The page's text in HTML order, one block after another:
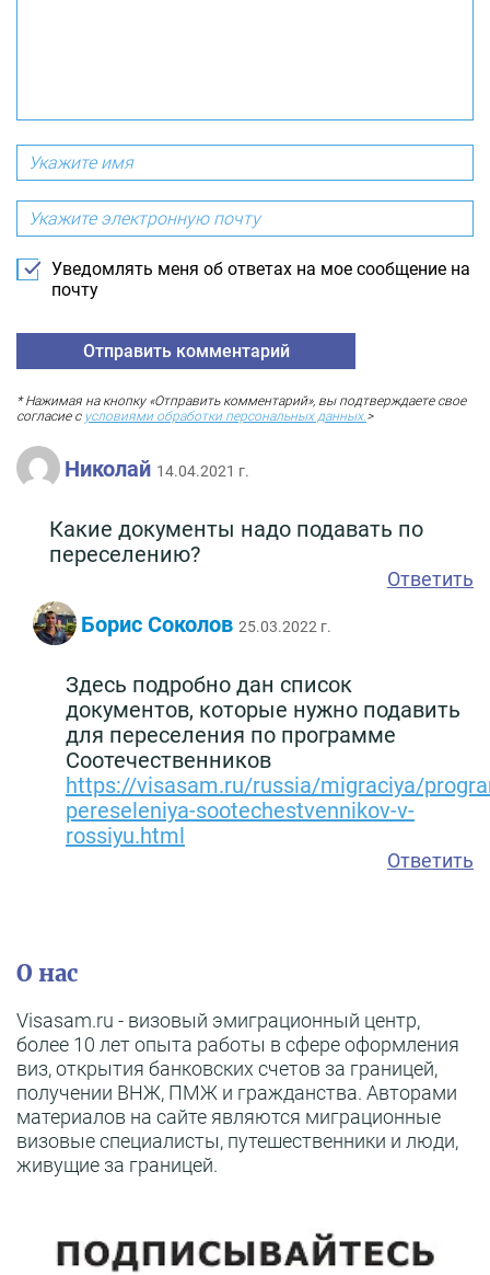
Уведомлять меня об ответах на мое сообщение на
почту
* Нажимая на кнопку «Отправить комментарий», вы подтверждаете свое
согласие с условиями обработки персональных данных.>
Николай 14.04.2021 г.
Какие документы надо подавать по
переселению?
Ответить
Борис Соколов 25.03.2022 г.
Здесь подробно дан список
документов, которые нужно подавить
для переселения по программе
Соотечественников
https://visasam.ru/russia/migraciya/
pereseleniya-sootechestvennikov-v-
rossiyu.html
Ответить
О нас
Visasam.ru - визовый эмиграционный центр,
более 10 лет опыта работы в сфере оформления
виз, открытия банковских счетов за границей,
получении ВНЖ, ПМЖ и гражданства. Авторами
материалов на сайте являются миграционные
визовые специалисты, путешественники и люди,
живущие за границей.